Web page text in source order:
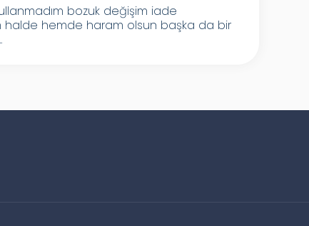
bozuk değişim iade
halde hemde haram olsun başka da bir